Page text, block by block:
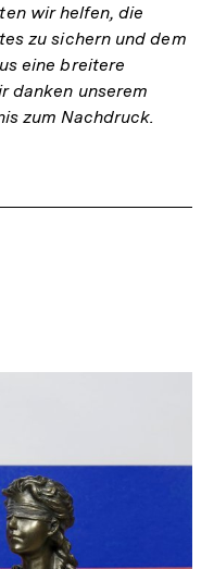
wir helfen, die
zu sichern und dem
eine breitere
danken unserem
zum Nachdruck.